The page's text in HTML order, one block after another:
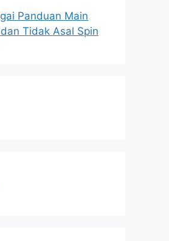
Panduan Main
Tidak Asal Spin